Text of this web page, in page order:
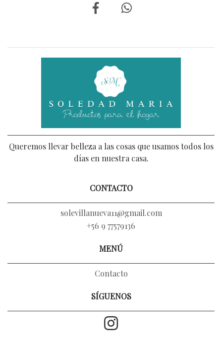
Queremos llevar belleza a las cosas que usamos todos los
días en nuestra casa.
CONTACTO
solevillanueva11@gmail.com
+56 9 77579136
MENÚ
Contacto
SÍGUENOS